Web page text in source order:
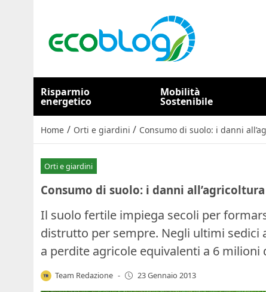
Risparmio
energetico
Mobilità
Sostenibile
Home / Orti e giardini / Consumo di suolo: i danni
Orti e giardini
Consumo di suolo: i danni all’agricoltura
Il suolo fertile impiega secoli per
distrutto per sempre. Negli ultimi sedici
a perdite agricole equivalenti a 6 milioni
Team Redazione - 23 Gennaio 2013